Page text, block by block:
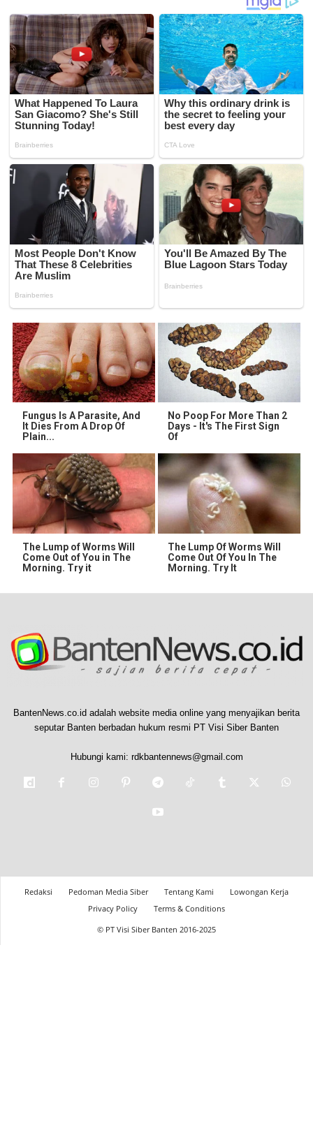
Fungus Is A Parasite, And
It Dies From A Drop Of
Plain...
No Poop For More Than 2
Days - It's The First Sign
Of
The Lump of Worms Will
Come Out of You in The
Morning. Try it
The Lump Of Worms Will
Come Out Of You In The
Morning. Try It
BantenNews.co.id adalah website media online yang menyajikan berita
seputar Banten berbadan hukum resmi PT Visi Siber Banten
Hubungi kami: rdkbantennews@gmail.com
Redaksi Pedoman Media Siber Tentang Kami
Lowongan Kerja
Privacy Policy
Terms & Conditions
© PT Visi Siber Banten 2016-2025